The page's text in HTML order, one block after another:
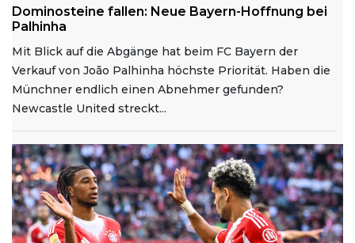
Dominosteine fallen: Neue Bayern-Hoffnung bei
Palhinha
Mit Blick auf die Abgänge hat beim FC Bayern der
Verkauf von João Palhinha höchste Priorität. Haben die
Münchner endlich einen Abnehmer gefunden?
Newcastle United streckt...